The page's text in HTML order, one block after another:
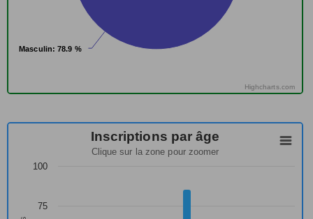
Masculin: 78.9 %
Masculin: 78.9 %
Highcharts.com
Inscriptions par âge
Clique sur la zone pour zoomer
75
100